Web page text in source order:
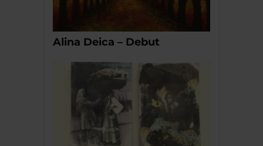
Alina Deica – Debut